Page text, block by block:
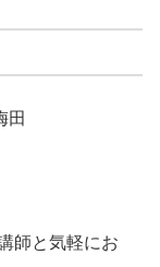
田
師と気軽にお